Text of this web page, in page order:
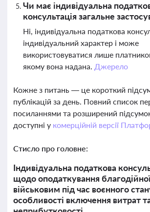
Чи має індивідуальна
консультація загальне
Ні, індивідуальна податкова
індивідуальний характер і може
використовуватися лише
якому вона надана. Джерело
Кожне з питань — це короткий
публікацій за день. Повний список
посиланнями та розширений
доступні у комерційній версії
Стисло про головне:
Індивідуальна податкова
щодо оподаткування
військовим під час воєнного
особливості включення витрат